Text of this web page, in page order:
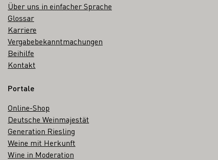
Über uns in einfacher Sprache
Glossar
Karriere
Vergabebekanntmachungen
Beihilfe
Kontakt
Portale
Online-Shop
Deutsche Weinmajestät
Generation Riesling
Weine mit Herkunft
Wine in Moderation